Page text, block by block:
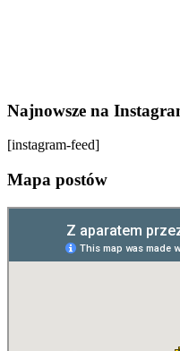
Najnowsze na
[instagram-feed]
Mapa postów